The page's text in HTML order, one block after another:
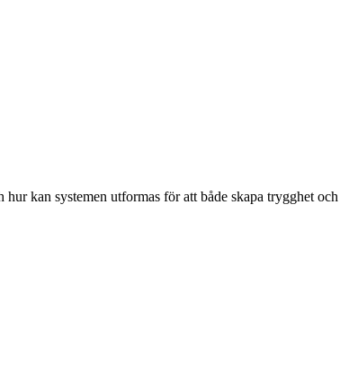
kan systemen utformas för att både skapa trygghet